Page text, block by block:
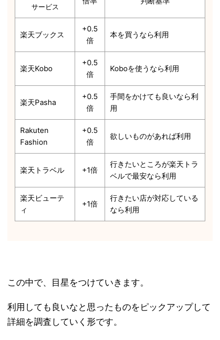
サービス
楽天ブックス
+0.5
倍
本を買うなら利用
楽天Kobo
+0.5
倍
Koboを使うなら利用
楽天Pasha
+0.5
倍
手間をかけても良いなら利
用
Rakuten
Fashion
+0.5
倍
欲しいものがあれば利用
楽天トラベル +1倍
行きたいところが楽天トラ
ベルで最安なら利用
楽天ビューテ
ィ
+1倍
行きたい店が対応している
なら利用
この中で、目星をつけていきます。
利用しても良いなと思ったものをピックアップして
詳細を調査していく形です。